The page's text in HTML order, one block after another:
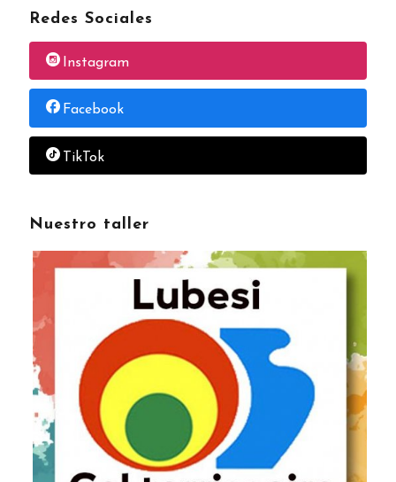
Redes Sociales
Instagram
Facebook
TikTok
Nuestro taller